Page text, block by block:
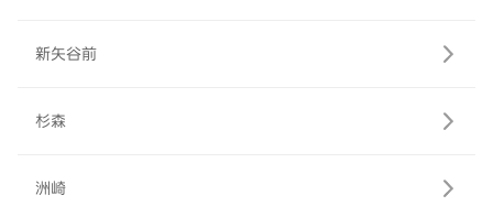
新矢谷前
杉森
洲崎